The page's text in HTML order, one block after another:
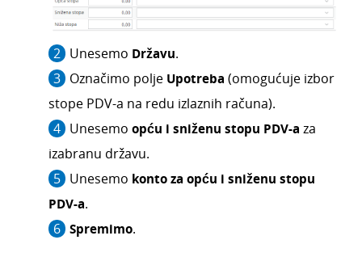
Fiskalizacija 2.0
Baza znanja
Unesemo Državu.
Označimo polje Upotreba (omogućuje izbor
stope PDV-a na redu izlaznih računa).
Unesemo opću i sniženu stopu PDV-a za
izabranu državu.
Unesemo konto za opću i sniženu stopu
PDV-a.
Spremimo.